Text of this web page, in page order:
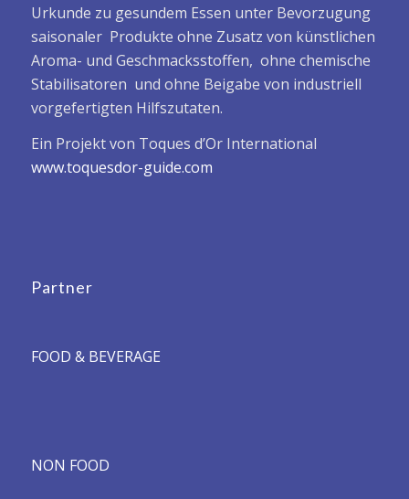
Urkunde zu gesundem Essen unter Bevorzugung
saisonaler Produkte ohne Zusatz von künstlichen
Aroma- und Geschmacksstoffen, ohne chemische
Stabilisatoren und ohne Beigabe von industriell
vorgefertigten Hilfszutaten.
Ein Projekt von Toques d’Or International
www.toquesdor-guide.com
Partner
FOOD & BEVERAGE
NON FOOD